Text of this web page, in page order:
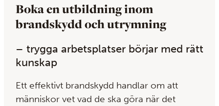
Boka en utbildning inom
brandskydd och utrymning
– trygga arbetsplatser börjar med rätt
kunskap
Ett effektivt brandskydd handlar om att
människor vet vad de ska göra när det